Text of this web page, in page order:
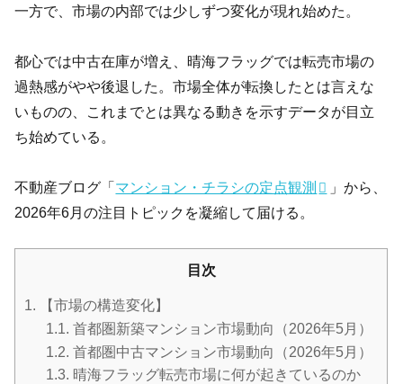
一方で、市場の内部では少しずつ変化が現れ始めた。
都心では中古在庫が増え、晴海フラッグでは転売市場の
過熱感がやや後退した。市場全体が転換したとは言えな
いものの、これまでとは異なる動きを示すデータが目立
ち始めている。
不動産ブログ「マンション・チラシの定点観測
」から、
2026年6月の注目トピックを凝縮して届ける。
目次
1. 【市場の構造変化】
1.1. 首都圏新築マンション市場動向（2026年5月）
1.2. 首都圏中古マンション市場動向（2026年5月）
1.3. 晴海フラッグ転売市場に何が起きているのか